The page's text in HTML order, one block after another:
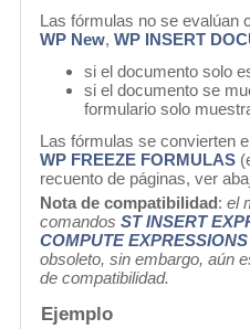
Las fórmulas no se evalúan
WP New, WP INSERT
si el documento solo
si el documento se
formulario solo
Las fórmulas se convierten
WP FREEZE FORMULAS
recuento de páginas, ver
Nota de compatibilidad : el
comandos ST INSERT
COMPUTE EXPRESSIONS
obsoleto, sin embargo, aún
de compatibilidad.
Ejemplo